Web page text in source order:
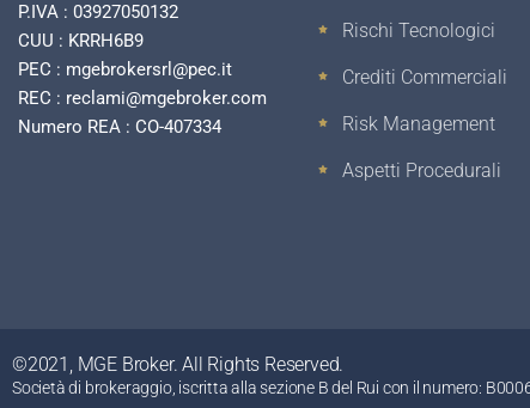
P.IVA : 03927050132
CUU : KRRH6B9
PEC : mgebrokersrl@pec.it
REC : reclami@mgebroker.com
Numero REA : CO-407334
Rischi Tecnologici
Crediti Commerciali
Risk Management
Aspetti Procedurali
©2021, MGE Broker. All Rights Reserved.
Società di brokeraggio, iscritta alla sezione B del Rui con il numero: